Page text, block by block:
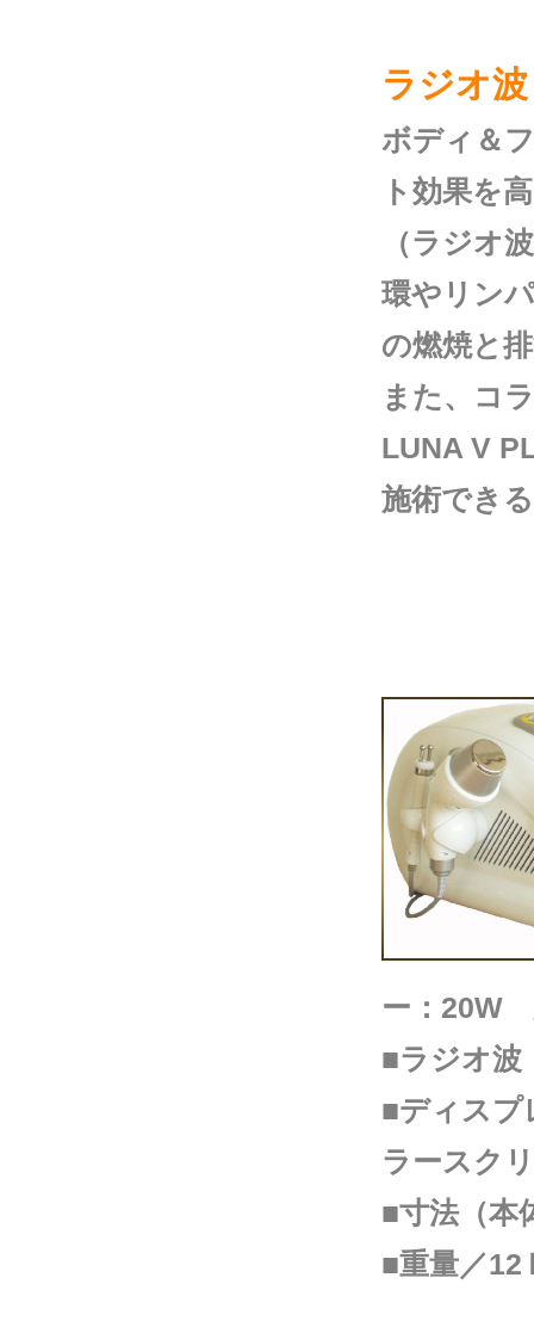
ラジオ
ボディ＆
ト効果を
（ラジオ
環やリン
の燃焼と
また、コ
LUNA V
施術でき
ー：20W
■ラジオ
■ディス
ラースク
■寸法（本
■重量／12